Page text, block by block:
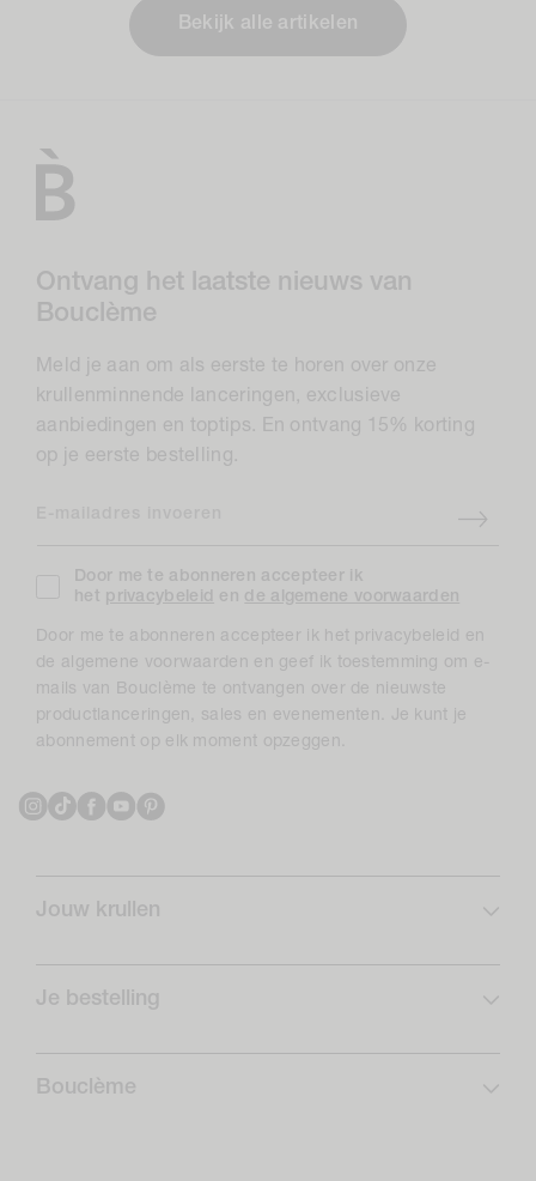
Bekijk alle artikelen
Ontvang het laatste nieuws van
Bouclème
Meld je aan om als eerste te horen over onze
krullenminnende lanceringen, exclusieve
aanbiedingen en toptips. En ontvang 15% korting
op je eerste bestelling.
Door me te abonneren accepteer ik
het privacybeleid en de algemene voorwaarden
Door me te abonneren accepteer ik het privacybeleid en
de algemene voorwaarden en geef ik toestemming om e-
mails van Bouclème te ontvangen over de nieuwste
productlanceringen, sales en evenementen. Je kunt je
abonnement op elk moment opzeggen.
Instagram
TikTokFacebook
YouTube
Jouw krullen
Krulprofiel
Curlcare
Krullen Routines
Je bestelling
Veelgestelde vragen
Verzending
Bouclème